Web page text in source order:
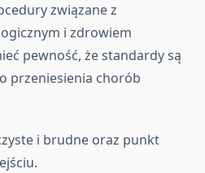
związane z
i zdrowiem
pewność, że standardy są
przeniesienia chorób
i brudne oraz punkt